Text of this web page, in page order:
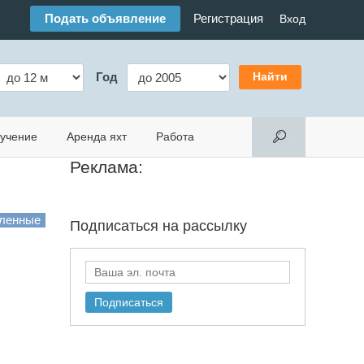
Подать объявление Регистрация Вход
Год
Аренда яхт Работа
Реклама:
Подписаться на рассылку